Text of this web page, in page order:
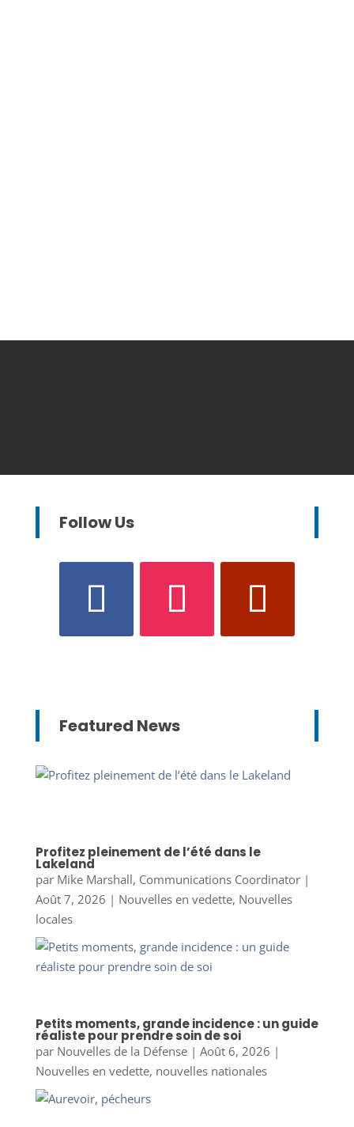
Follow Us
Featured News
Profitez pleinement de l’été dans le
Lakeland
par Mike Marshall, Communications Coordinator|
Août 7, 2026 | Nouvelles en vedette, Nouvelles
locales
Petits moments, grande incidence : un guide
réaliste pour prendre soin de soi
par Nouvelles de la Défense| Août 6, 2026 |
Nouvelles en vedette, nouvelles nationales